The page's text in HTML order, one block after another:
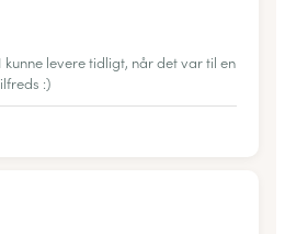
levere tidligt, når det var til en
:)